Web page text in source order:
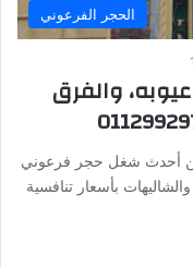
الحجر الفرعوني
والفرق
أحدث شغل حجر فرعوني
بأسعار تنافسية